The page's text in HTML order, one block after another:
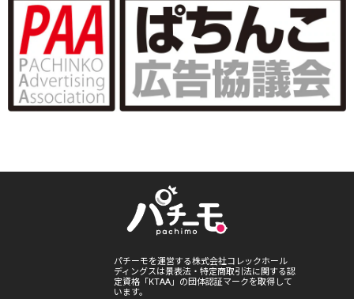
パチーモを運営する株式会社コレックホール
ディングスは景表法・特定商取引法に関する認
定資格「KTAA」の団体認証マークを取得して
います。